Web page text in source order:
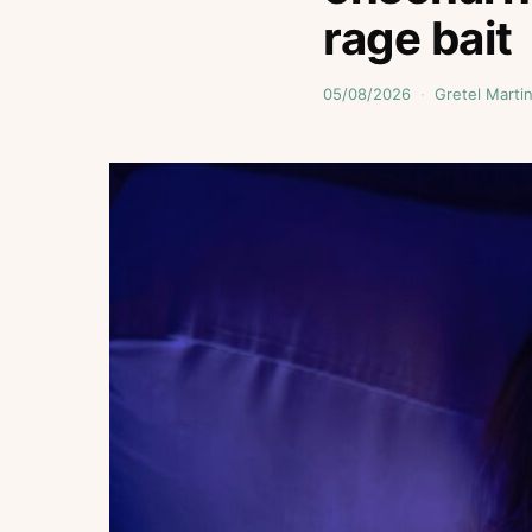
rage bait
05/08/2026 Gretel